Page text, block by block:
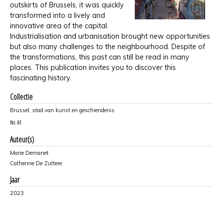
outskirts of Brussels, it was quickly
transformed into a lively and
innovative area of the capital.
Industrialisation and urbanisation brought new opportunities
but also many challenges to the neighbourhood. Despite of
the transformations, this past can still be read in many
places. This publication invites you to discover this
fascinating history.
Collectie
Brussel, stad van kunst en geschiendenis
Nr. 61
Auteur(s)
Marie Demanet
Catherine De Zuttere
Jaar
2023